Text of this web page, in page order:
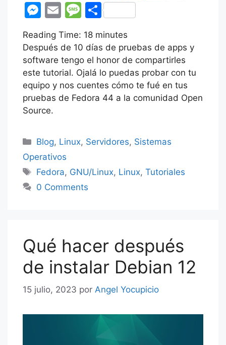
a
c
e
b
o
o
k
w
itt
er
h
at
s
A
p
p
n
k
e
dI
n
nt
er
e
st a
m
M
e
s
s
e
n
g
E
m
ai
l
M
e
s
s
a
g
e
C
o
m
p
ar
tir
Reading Time: 18 minutes
Después de 10 días de pruebas de apps y
software tengo el honor de compartirles
este tutorial. Ojalá lo puedas probar con tu
equipo y nos cuentes cómo te fué en tus
pruebas de Fedora 44 a la comunidad Open
Source.
Categorías
Blog, Linux, Servidores, Sistemas
Operativos
Etiquetas
Fedora, GNU/Linux, Linux,Tutoriales
0 Comments
Qué hacer después
de instalar Debian 12
15 julio, 2023 por Angel Yocupicio